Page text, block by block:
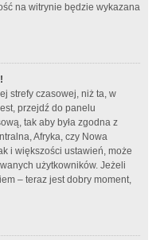
na witrynie będzie wykazana
strefy czasowej, niż ta, w
przejdź do panelu
tak aby była zgodna z
Afryka, czy Nowa
i większości ustawień, może
użytkowników. Jeżeli
– teraz jest dobry moment,